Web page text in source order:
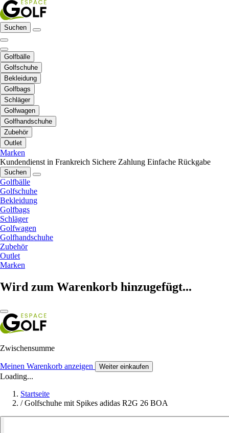
Suchen
Golfbälle
Golfschuhe
Bekleidung
Golfbags
Schläger
Golfwagen
Golfhandschuhe
Zubehör
Outlet
Marken
Kundendienst in Frankreich Sichere Zahlung Einfache Rückgabe
Suchen
Golfbälle
Golfschuhe
Bekleidung
Golfbags
Schläger
Golfwagen
Golfhandschuhe
Zubehör
Outlet
Marken
Wird zum Warenkorb hinzugefügt...
Zwischensumme
Meinen Warenkorb anzeigen Weiter einkaufen
Loading...
Startseite
/ Golfschuhe mit Spikes adidas R2G 26 BOA